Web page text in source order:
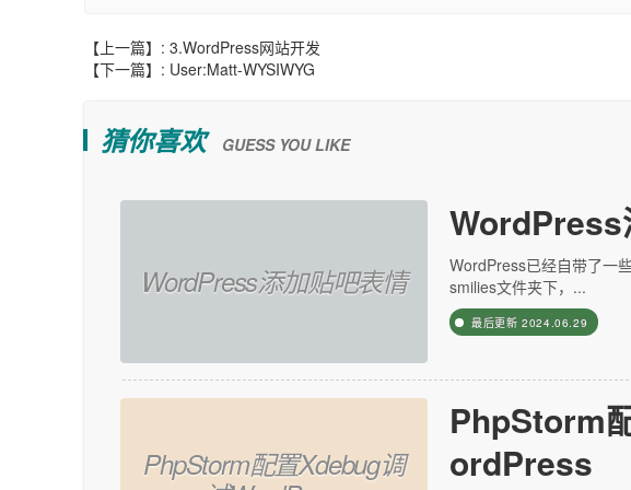
【上一篇】: 3.WordPress网站开发
【下一篇】: User:Matt-WYSIWYG
猜你喜欢 GUESS YOU LIKE
WordPress添加贴吧表情
WordPress
WordPress已经自带了一
smilies文件夹下，...
最后更新2024.06.29
PhpStorm配置Xdebug调
PhpStorm
ordPress